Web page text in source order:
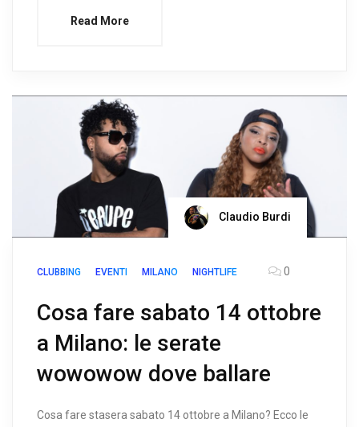
Read More
Claudio Burdi
CLUBBING EVENTI MILANO NIGHTLIFE 0
Cosa fare sabato 14 ottobre
a Milano: le serate
wowowow dove ballare
Cosa fare stasera sabato 14 ottobre a Milano? Ecco le